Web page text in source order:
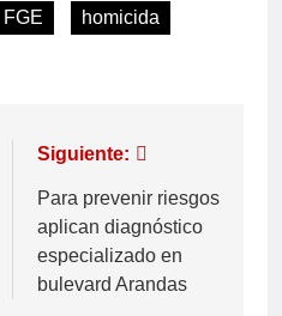
FGE homicida
Siguiente:
Para prevenir riesgos
aplican diagnóstico
especializado en
bulevard Arandas